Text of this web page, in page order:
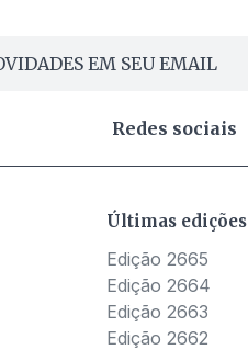
EM SEU EMAIL
Redes sociais
Últimas edições
Edição 2665
Edição 2664
Edição 2663
Edição 2662